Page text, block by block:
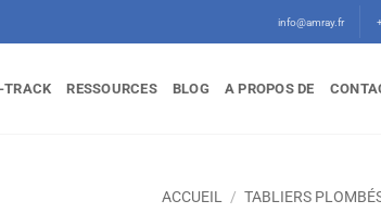
info@amray.fr
TRACK RESSOURCES BLOG A PROPOS DE
ACCUEIL / TABLIERS